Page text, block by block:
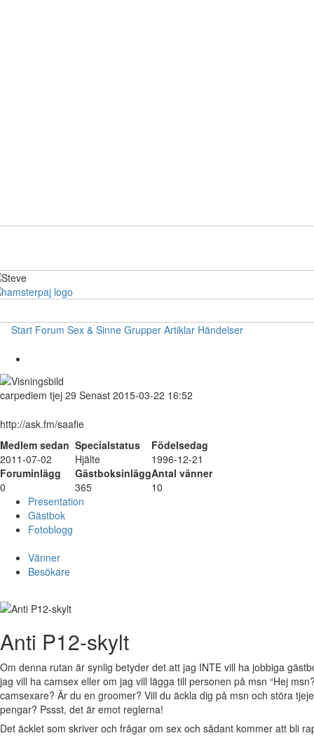
Start Forum Sex & Sinne Grupper Artiklar Händelser
carpediem tjej 29 Senast 2015-03-22 16:52
http://ask.fm/saafie
Medlem sedan Specialstatus
Födelsedag
2011-07-02
Hjälte
1996-12-21
Foruminlägg
GästboksinläggAntal vänner
0
365
10
Presentation
Gästbok
Fotoblogg
Vänner
Besökare
Anti P12-skylt
Om denna rutan är synlig betyder det att jag INTE vill ha jobbiga
jag vill ha camsex eller om jag vill lägga till personen på msn “Hej
camsexare? Är du en groomer? Vill du äckla dig på msn och störa
pengar? Pssst, det är emot reglerna!
Det äcklet som skriver och frågar om sex och sådant kommer att bli